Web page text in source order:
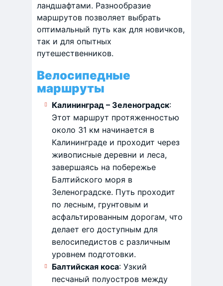
ландшафтами. Разнообразие
маршрутов позволяет выбрать
оптимальный путь как для новичков,
так и для опытных
путешественников.
Велосипедные
маршруты
Калининград – Зеленоградск:
Этот маршрут протяженностью
около 31 км начинается в
Калининграде и проходит через
живописные деревни и леса,
завершаясь на побережье
Балтийского моря в
Зеленоградске. Путь проходит
по лесным, грунтовым и
асфальтированным дорогам, что
делает его доступным для
велосипедистов с различным
уровнем подготовки. ​
Балтийская коса: Узкий
песчаный полуостров между